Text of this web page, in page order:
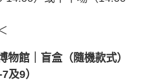
物館｜盲盒（隨機款式）
及9）